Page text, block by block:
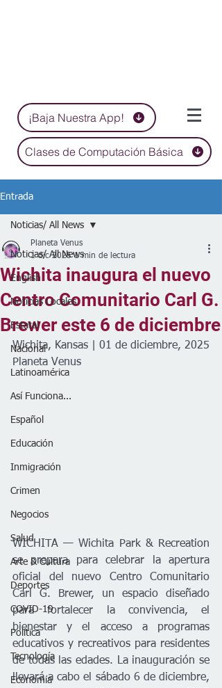
¡Baja Nuestra App!
Clases de Computación Básica
Entrada
Noticias/ All News
English
Noticias Locales
Estatal
Nacional
Latinoamérica
Así Funciona...
Español
Educación
Inmigración
Crimen
Negocios
Salud
Arte & Cultura
Deportes
COVID-19
Política
Tecnología
Economía
Noticias/ All News
Wichita inaugura el nuevo
Centro Comunitario Carl G.
Brewer este 6 de diciembre
Planeta Venus
1 dic 2025 1 min de lectura
Wichita, Kansas | 01 de diciembre, 2025
Planeta Venus
WICHITA — Wichita Park & Recreation
se prepara para celebrar la apertura
oficial del nuevo Centro Comunitario
Carl G. Brewer, un espacio diseñado
para fortalecer la convivencia, el
bienestar y el acceso a programas
educativos y recreativos para residentes
de todas las edades. La inauguración se
llevará a cabo el sábado 6 de diciembre,